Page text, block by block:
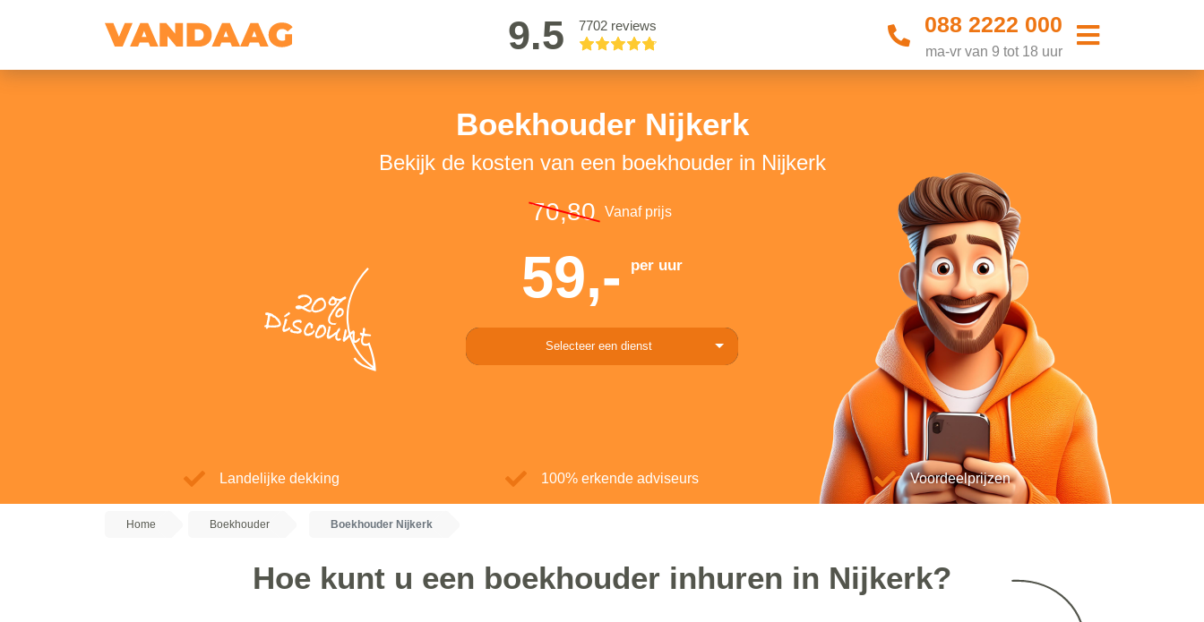
9.5 7702 reviews 088 2222 000
ma-vr van 9 tot 18 uur
Boekhouder Nijkerk
Bekijk de kosten van een boekhouder in Nijkerk
20%
Discount
70,80 Vanaf prijs
59,- per uur
Selecteer een dienst
Landelijke dekking 100% erkende adviseurs Voordeelprijzen
Home Boekhouder Boekhouder Nijkerk
Hoe kunt u een boekhouder inhuren in Nijkerk?